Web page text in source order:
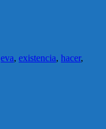
eva, existencia, hacer,